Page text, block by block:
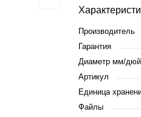
Производитель
Гарантия
Диаметр мм/
Артикул
Единица
Файлы